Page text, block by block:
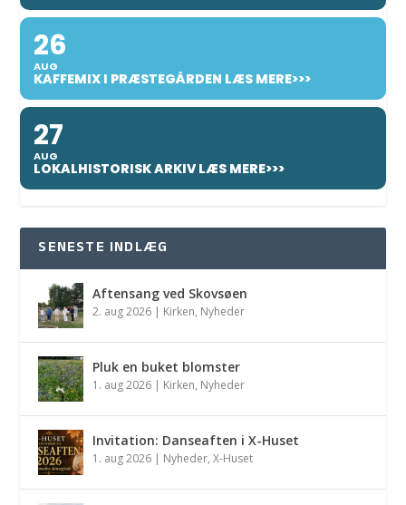
26
AUG
KAFFEMIX I PRÆSTEGÅRDEN LÆS MERE>>>
27
AUG
LOKALHISTORISK ARKIV LÆS MERE>>>
SENESTE INDLÆG
Aftensang ved Skovsøen
2. aug 2026 | Kirken, Nyheder
Pluk en buket blomster
1. aug 2026 | Kirken, Nyheder
Invitation: Danseaften i X-Huset
1. aug 2026 | Nyheder,X-Huset